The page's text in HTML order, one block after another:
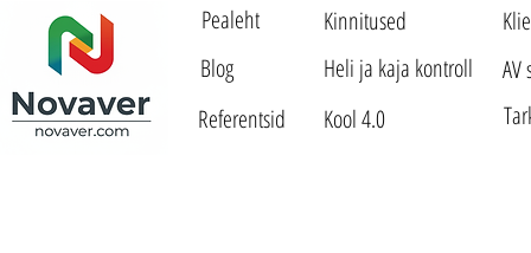
Pealeht
Blog
Referentsid
Heli ja kaja kontroll
Kinnitused
Kool 4.0